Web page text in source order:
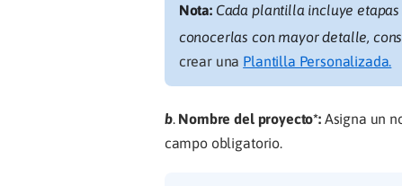
Nota: Cada plantilla incluye
conocerlas con mayor detalle,
crear una Plantilla Personalizada.
b. Nombre del proyecto*:Asigna un
campo obligatorio.